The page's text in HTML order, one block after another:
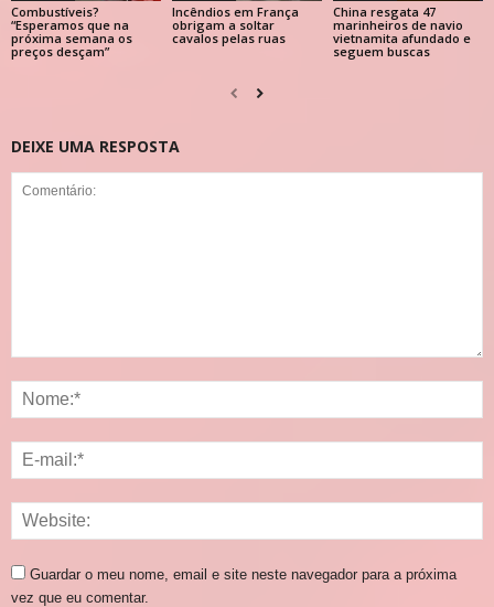
Combustíveis?
“Esperamos que na
próxima semana os
preços desçam”
Incêndios em França
obrigam a soltar
cavalos pelas ruas
China resgata 47
marinheiros de navio
vietnamita afundado e
seguem buscas
DEIXE UMA RESPOSTA
Guardar o meu nome, email e site neste navegador para a próxima
vez que eu comentar.